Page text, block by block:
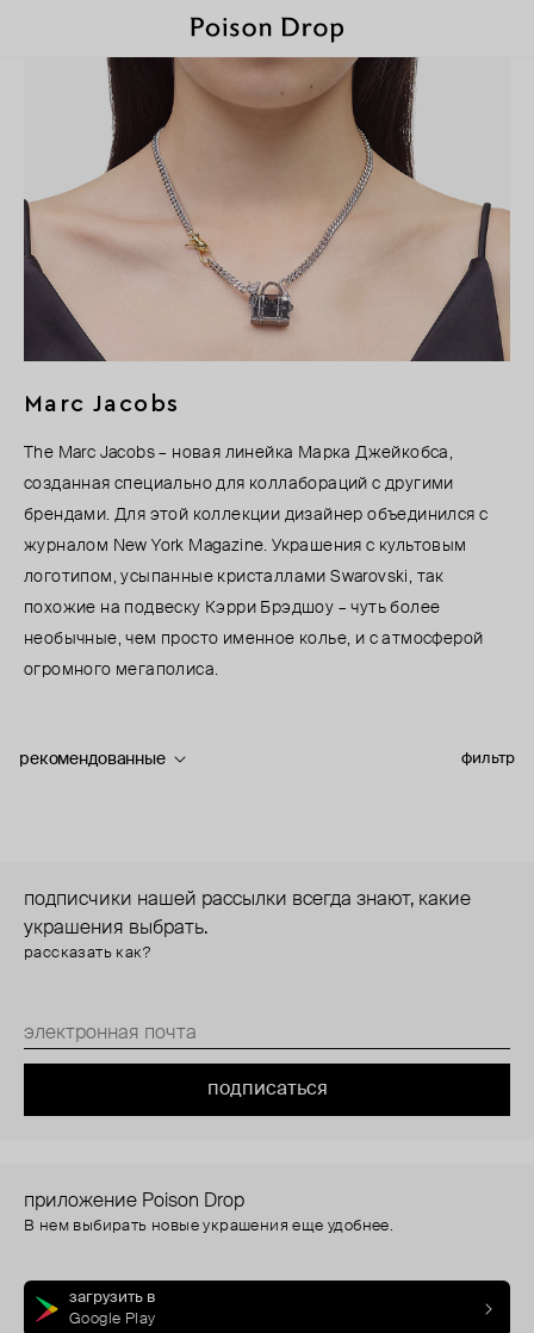
Marc Jacobs
The Marc Jacobs – новая линейка Марка Джейкобса,
созданная специально для коллабораций с другими
брендами. Для этой коллекции дизайнер объединился с
журналом New York Magazine. Украшения с культовым
логотипом, усыпанные кристаллами Swarovski, так
похожие на подвеску Кэрри Брэдшоу – чуть более
необычные, чем просто именное колье, и с атмосферой
огромного мегаполиса.
фильтр
рекомендованные
подписчики нашей рассылки всегда знают, какие
украшения выбрать.
рассказать как?
подписаться
приложение Poison Drop
В нем выбирать новые украшения еще удобнее.
загрузить в
Google Play